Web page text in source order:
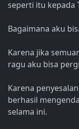
seperti itu kepada
Bagaimana aku
Karena jika
ragu aku bisa
Karena
berhasil
selama ini.